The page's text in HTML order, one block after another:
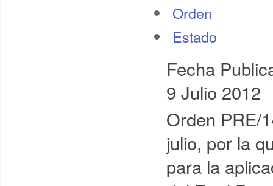
Orden
Estado
Fecha
9 Julio 2012
Orden PRE/
julio, por la
para la